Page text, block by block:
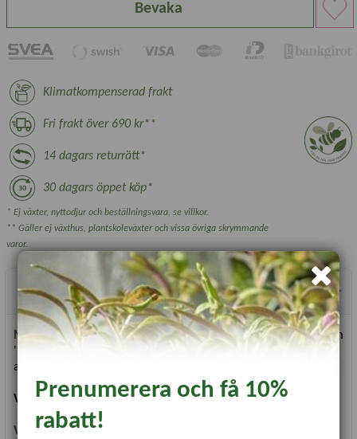
Bevaka
Klimatkompenserad frakt
Fri frakt över 690 kr**
14 dagars returrätt*
30 dagars öppet köp*
* Ej växter, nyttodjur och beställningsvara, se villkor.
** Gäller ej växthus, plantskoleväxter och vissa övriga skrymmande
varor.
Produktbeskrivning
Mörkgröna blad med spröda gröna stjälkar. Lättodlad både som
'baby-leaf' och som mogen planta. Snabbväxande sort som kan
användas i många olika rätter.
Vetenskapligt namn:Brassica rapa chinensis
Växttyp:Köksväxter Bladgrönsak
Prenumerera och få 10%
rabatt!